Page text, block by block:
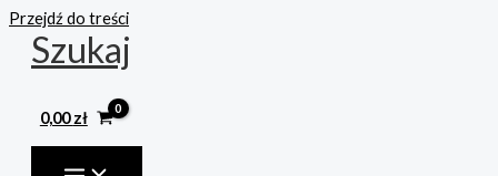
Przejdź do treści
Szukaj
0,00zł